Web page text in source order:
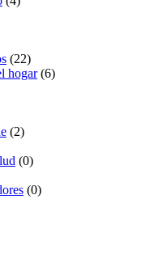
(22)
hogar (6)
(2)
(0)
(0)